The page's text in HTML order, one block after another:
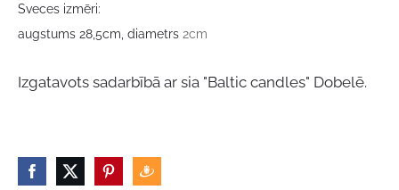
Sveces izmēri:
augstums 28,5cm, diametrs 2cm
Izgatavots sadarbībā ar sia "Baltic candles" Dobelē.